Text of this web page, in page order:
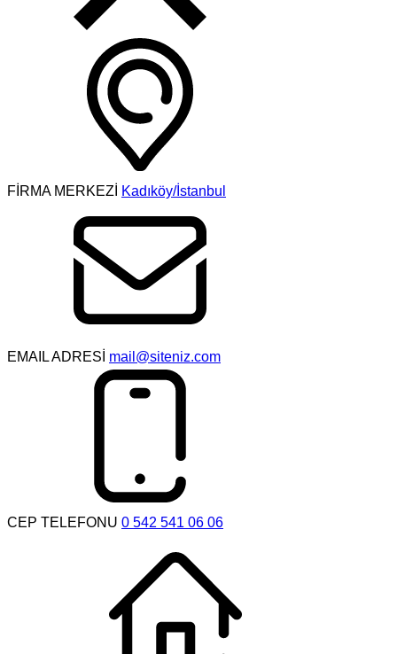
FİRMA MERKEZİ Kadıköy/İstanbul
EMAIL ADRESİ mail@siteniz.com
CEP TELEFONU 0 542 541 06 06